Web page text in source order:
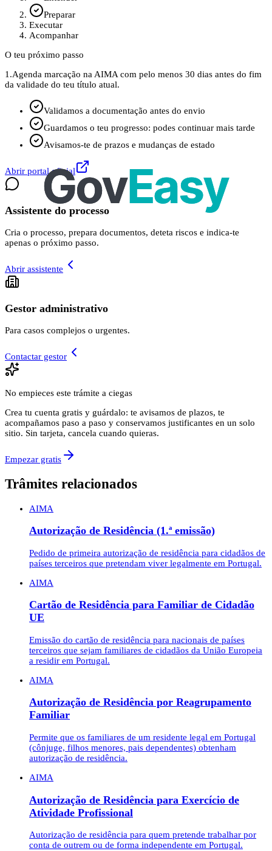
Preparar
Executar
Acompanhar
O teu próximo passo
1.Agenda marcação na AIMA com pelo menos 30 dias antes do fim
da validade do teu título atual.
Validamos a documentação antes do envio
Guardamos o teu progresso: podes continuar mais tarde
Avisamos-te de prazos e mudanças de estado
Abrir portal oficial
Assistente do processo
Cria o processo, prepara documentos, deteta riscos e indica-te
apenas o próximo passo.
Abrir assistente
Gestor administrativo
Para casos complejos o urgentes.
Contactar gestor
No empieces este trámite a ciegas
Crea tu cuenta gratis y guárdalo: te avisamos de plazos, te
acompañamos paso a paso y conservamos justificantes en un solo
sitio. Sin tarjeta, cancela cuando quieras.
Empezar gratis
Trâmites relacionados
AIMA
Autorização de Residência (1.ª emissão)
Pedido de primeira autorização de residência para cidadãos de
países terceiros que pretendam viver legalmente em Portugal.
AIMA
Cartão de Residência para Familiar de Cidadão
UE
Emissão do cartão de residência para nacionais de países
terceiros que sejam familiares de cidadãos da União Europeia
a residir em Portugal.
AIMA
Autorização de Residência por Reagrupamento
Familiar
Permite que os familiares de um residente legal em Portugal
(cônjuge, filhos menores, pais dependentes) obtenham
autorização de residência.
AIMA
Autorização de Residência para Exercício de
Atividade Profissional
Autorização de residência para quem pretende trabalhar por
conta de outrem ou de forma independente em Portugal.